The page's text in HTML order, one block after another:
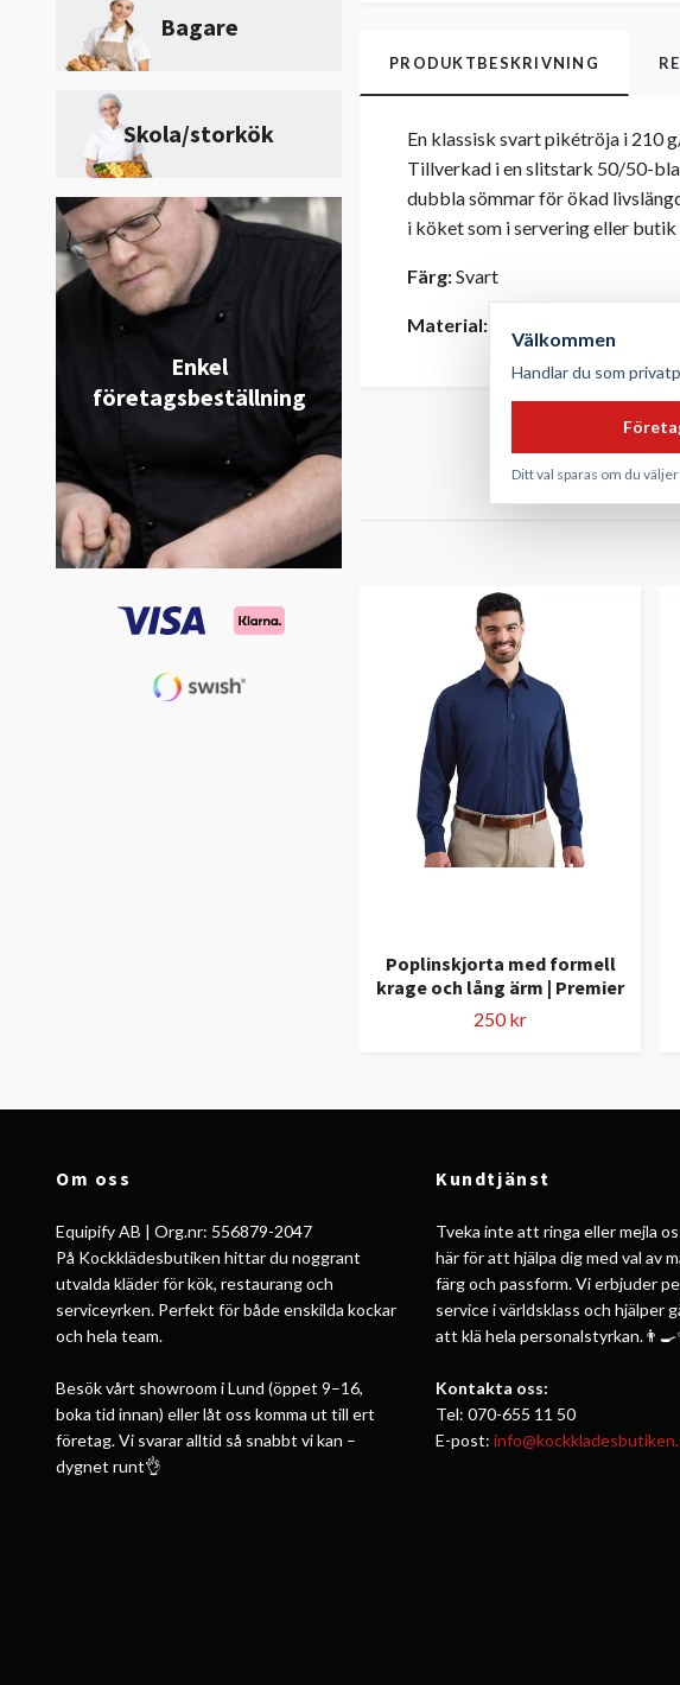
Bagare
Skola/storkök
Enkel
företagsbeställning
PRODUKTBESKRIVNING
En klassisk svart pikétröja i 210
Tillverkad i en slitstark 50/50-
dubbla sömmar för ökad
i köket som i servering eller
Färg:Svart
Material:
Poplinskjorta med formell
krage och lång ärm | Premier
250 kr
Om oss
Equipify AB | Org.nr: 556879-2047
På Kockklädesbutiken hittar du noggrant
utvalda kläder för kök, restaurang och
serviceyrken. Perfekt för både enskilda kockar
och hela team.
Besök vårt showroom i Lund (öppet 9–16,
boka tid innan) eller låt oss komma ut till ert
företag. Vi svarar alltid så snabbt vi kan –
dygnet runt👌
Kundtjänst
Tveka inte att ringa eller mejla
här för att hjälpa dig med val av
färg och passform. Vi erbjuder
service i världsklass och hjälper
att klä hela
Kontakta oss:
Tel: 070-655 11 50
E-post:
Välkommen
Handlar du som
Ditt val sparas om du